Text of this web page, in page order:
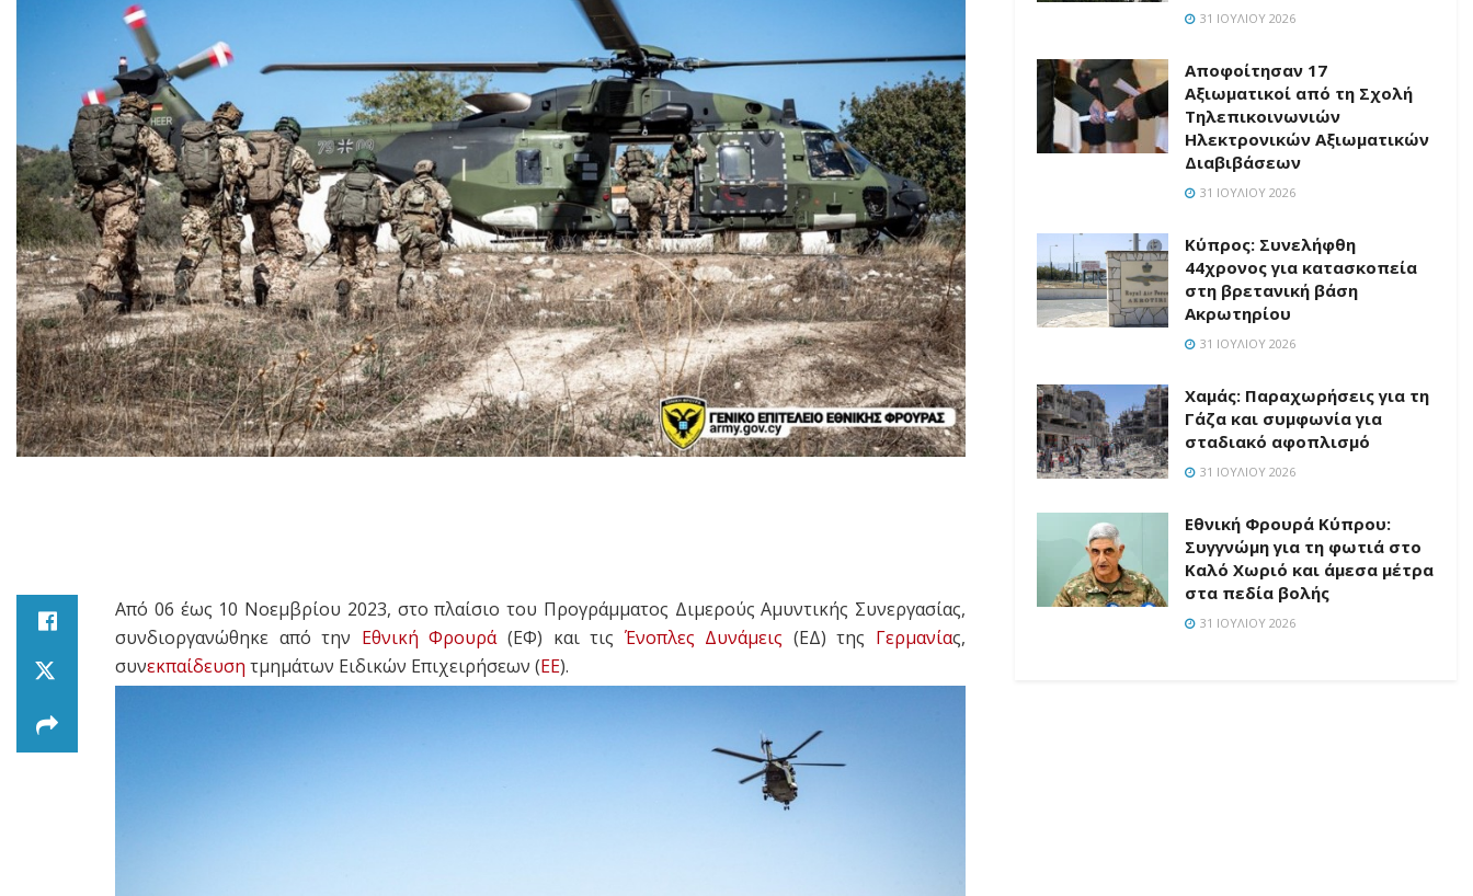
Από 06 έως 10 Νοεμβρίου 2023, στο πλαίσιο του Προγράμματος Διμερούς Αμυντικής Συνεργασίας,
συνδιοργανώθηκε από την Εθνική Φρουρά(ΕΦ) και τις Ένοπλες Δυνάμεις (ΕΔ) της Γερμανίας,
συνεκπαίδευση τμημάτων Ειδικών Επιχειρήσεων (ΕΕ).
31 ΙΟΥΛΊΟΥ 2026
Αποφοίτησαν 17
Αξιωματικοί από τη Σχολή
Τηλεπικοινωνιών
Ηλεκτρονικών Αξιωματικών
Διαβιβάσεων
31 ΙΟΥΛΊΟΥ 2026
Κύπρος: Συνελήφθη
44χρονος για κατασκοπεία
στη βρετανική βάση
Ακρωτηρίου
31 ΙΟΥΛΊΟΥ 2026
Χαμάς: Παραχωρήσεις για τη
Γάζα και συμφωνία για
σταδιακό αφοπλισμό
31 ΙΟΥΛΊΟΥ 2026
Εθνική Φρουρά Κύπρου:
Συγγνώμη για τη φωτιά στο
Καλό Χωριό και άμεσα μέτρα
στα πεδία βολής
31 ΙΟΥΛΊΟΥ 2026